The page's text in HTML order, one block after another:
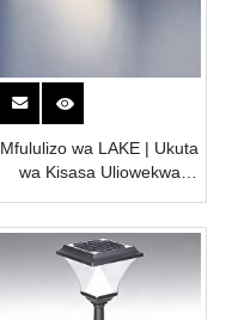
Mfululizo wa LAKE | Ukuta
wa Kisasa Uliowekwa
Usanifu